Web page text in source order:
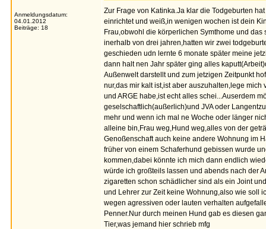
Anmeldungsdatum:
04.01.2012
Beiträge: 18
Zur Frage von Katinka.Ja klar die Todgeburten
einrichtet und weiß,in wenigen wochen ist dein
Frau,obwohl die körperlichen Symthome und
inerhalb von drei jahren,hatten wir zwei
geschieden udn lernte 6 monate später meine
dann halt nen Jahr später ging alles
Außenwelt darstellt und zum jetzigen Zeitpunkt
nur,das mir kalt ist,ist aber auszuhalten,lege
und ARGE habe,ist echt alles schei...Auserdem
geselschaftlich(außerlich)und JVA oder
mehr und wenn ich mal ne Woche oder länger
alleine bin,Frau weg,Hund weg,alles von der
Genoßenschaft auch keine andere Wohnung im
früher von einem Schaferhund gebissen wurde
kommen,dabei könnte ich mich dann endlich
würde ich großteils lassen und abends nach der
zigaretten schon schädlicher sind als ein Joint
und Lehrer zur Zeit keine Wohnung,also wie soll
wegen agressiven oder lauten verhalten
Penner.Nur durch meinen Hund gab es diesen
Tier,was jemand hier schrieb mfg